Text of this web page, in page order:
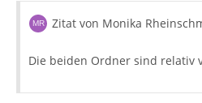
Zitat von Monika
Die beiden Ordner sind relativ